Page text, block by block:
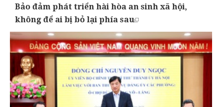
Bảo đảm phát triển hài hòa an sinh xã hội,
không để ai bị bỏ lại phía sau